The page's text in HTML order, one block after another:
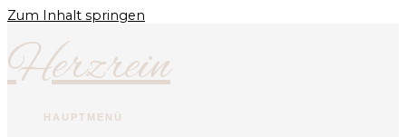
Zum Inhalt springen
Herzrein
HAUPTMENÜ